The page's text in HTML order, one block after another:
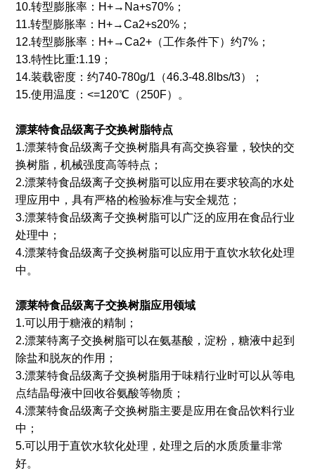
10.转型膨胀率：H+→Na+s70%；
11.转型膨胀率：H+→Ca2+s20%；
12.转型膨胀率：H+→Ca2+（工作条件下）约7%；
13.特性比重:1.19；
14.装载密度：约740-780g/1（46.3-48.8lbs/t3）；
15.使用温度：<=120℃（250F）。
漂莱特食品级离子交换树脂特点
1.漂莱特食品级离子交换树脂具有高交换容量，较快的交
换树脂，机械强度高等特点；
2.漂莱特食品级离子交换树脂可以应用在要求较高的水处
理应用中，具有严格的检验标准与安全规范；
3.漂莱特食品级离子交换树脂可以广泛的应用在食品行业
处理中；
4.漂莱特食品级离子交换树脂可以应用于直饮水软化处理
中。
漂莱特食品级离子交换树脂应用领域
1.可以用于糖液的精制；
2.漂莱特离子交换树脂可以在氨基酸，淀粉，糖液中起到
除盐和脱灰的作用；
3.漂莱特食品级离子交换树脂用于味精行业时可以从等电
点结晶母液中回收谷氨酸等物质；
4.漂莱特食品级离子交换树脂主要是应用在食品饮料行业
中；
5.可以用于直饮水软化处理，处理之后的水质质量非常
好。